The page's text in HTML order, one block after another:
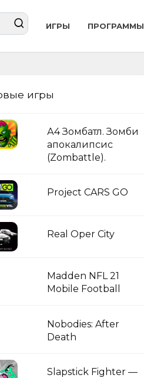
ИГРЫ ПРОГРАММЫ
игры
А4 Зомбатл. Зомби
апокалипсис
(Zombattle).
Project CARS GO
Real Oper City
Madden NFL 21
Mobile Football
Nobodies: After
Death
Slapstick Fighter —